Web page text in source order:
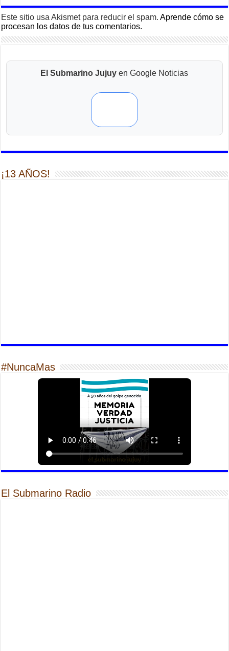
Este sitio usa Akismet para reducir el spam.Aprende cómo se
procesan los datos de tus comentarios.
El Submarino Jujuy en Google Noticias
¡13 AÑOS!
#NuncaMas
El Submarino Radio